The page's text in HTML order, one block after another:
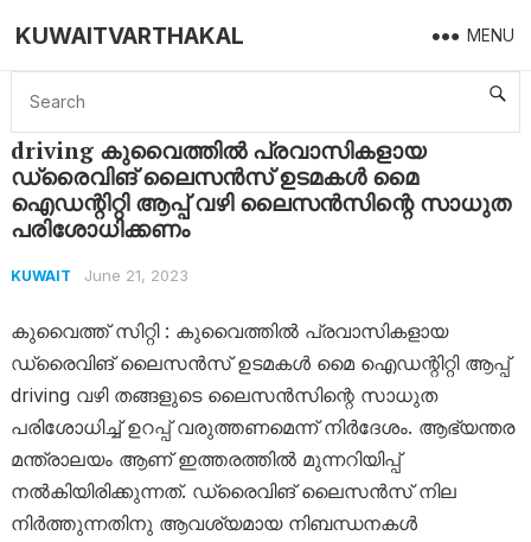
KUWAITVARTHAKAL MENU
Home Kuwait driving കുവൈത്തിൽ പ്രവാസികളായ ഡ്രൈവിങ് ലൈസൻസ് ഉടമകൾ മൈ ഐഡന്റിറ്റി ആപ്പ് വഴി ലൈസൻസിന്റെ സാധുത പരിശോധിക്കണം
driving കുവൈത്തിൽ പ്രവാസികളായ
ഡ്രൈവിങ് ലൈസൻസ് ഉടമകൾ മൈ
ഐഡന്റിറ്റി ആപ്പ് വഴി ലൈസൻസിന്റെ സാധുത
പരിശോധിക്കണം
KUWAIT June 21, 2023
കുവൈത്ത്‌ സിറ്റി : കുവൈത്തിൽ പ്രവാസികളായ
ഡ്രൈവിങ് ലൈസൻസ് ഉടമകൾ മൈ ഐഡന്റിറ്റി ആപ്പ്
driving വഴി തങ്ങളുടെ ലൈസൻസിന്റെ സാധുത
പരിശോധിച്ച് ഉറപ്പ് വരുത്തണമെന്ന് നിർദേശം. ആഭ്യന്തര
മന്ത്രാലയം ആണ് ഇത്തരത്തിൽ മുന്നറിയിപ്പ്
നൽകിയിരിക്കുന്നത്. ഡ്രൈവിങ് ലൈസൻസ് നില
നിർത്തുന്നതിനു ആവശ്യമായ നിബന്ധനകൾ